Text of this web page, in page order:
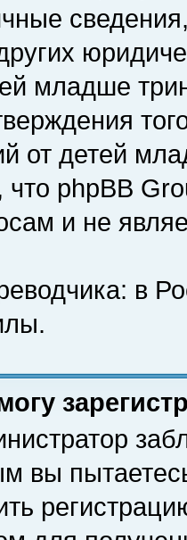
младше
от детей
что phpBB
и не
в
вы